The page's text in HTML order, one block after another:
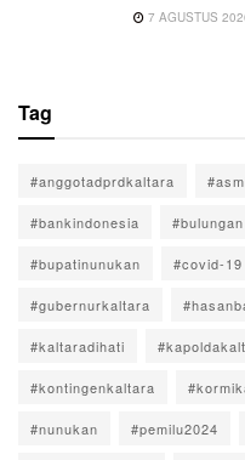
7 AGUSTUS
Tag
#anggotadprdkaltara
#bankindonesia #bulungan
#bupatinunukan #covid-19
#gubernurkaltara
#kaltaradihati
#kontingenkaltara
#nunukan #pemilu2024